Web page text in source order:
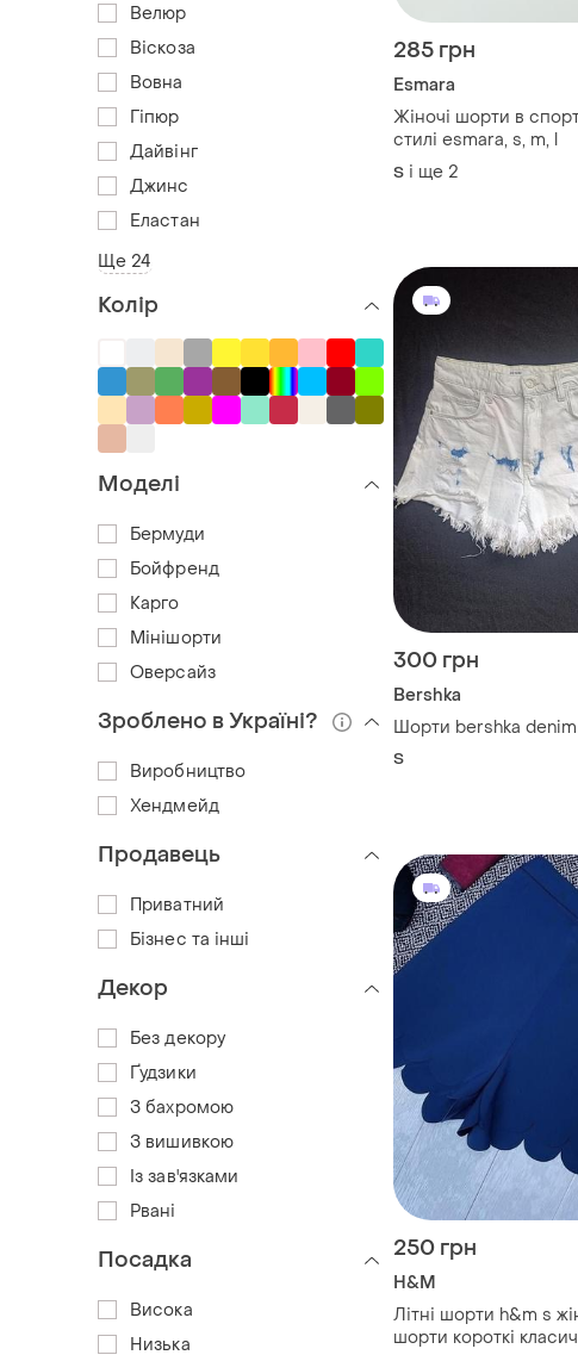
285 грн
Esmara
Жіночі шорти в
стилі esmara, s, m, l
S і ще 2
300 грн
Bershka
Шорти bershka denim
S
250 грн
H&M
Літні шорти h&m s
шорти короткі
Велюр
Віскоза
Вовна
Гіпюр
Дайвінг
Джинс
Еластан
Ще 24
Колір
Моделі
Бермуди
Бойфренд
Карго
Мінішорти
Оверсайз
Зроблено в Україні?
Виробництво
Хендмейд
Продавець
Приватний
Бізнес та інші
Декор
Без декору
Ґудзики
З бахромою
З вишивкою
Із зав'язками
Рвані
Посадка
Висока
Низька